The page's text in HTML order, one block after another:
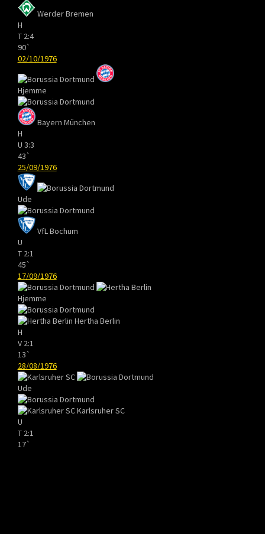
Werder Bremen
H
T 2:4
90`
02/10/1976
Hjemme
Bayern München
H
U 3:3
43`
25/09/1976
Ude
VfL Bochum
U
T 2:1
45`
17/09/1976
Hjemme
Hertha Berlin
H
V 2:1
13`
28/08/1976
Ude
Karlsruher SC
U
T 2:1
17`